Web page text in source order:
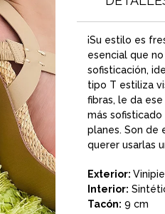
¡Su estilo es
esencial que
sofisticación,
tipo T estiliza
fibras, le da
más
planes. Son de
querer usarlas
Exterior:
Interior:
Tacón: 9 cm